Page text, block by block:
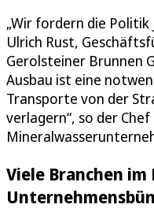
„Wir fordern die
Ulrich Rust,
Gerolsteiner Brunnen
Ausbau ist eine
Transporte von der
verlagern“, so der Chef
Viele Branchen im